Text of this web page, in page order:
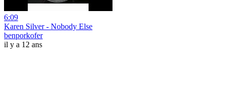
6:09
Karen Silver - Nobody Else
benporkofer
il y a 12 ans